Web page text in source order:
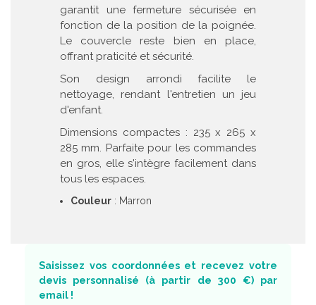
garantit une fermeture sécurisée en
fonction de la position de la poignée.
Le couvercle reste bien en place,
offrant praticité et sécurité.
Son design arrondi facilite le
nettoyage, rendant l'entretien un jeu
d'enfant.
Dimensions compactes : 235 x 265 x
285 mm. Parfaite pour les commandes
en gros, elle s'intègre facilement dans
tous les espaces.
Couleur : Marron
Saisissez vos coordonnées et recevez votre
devis personnalisé (à partir de 300 €) par
email !